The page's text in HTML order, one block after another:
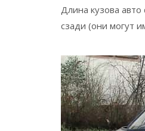
Длина кузова
сзади (они могут